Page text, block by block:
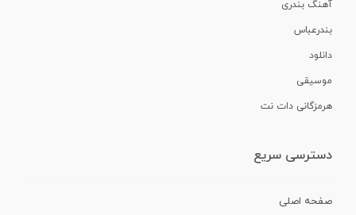
آهنگ بندری
بندرعباس
دانلود
موسیقی
هرمزگانی دات نت
دسترسی سریع
صفحه اصلی